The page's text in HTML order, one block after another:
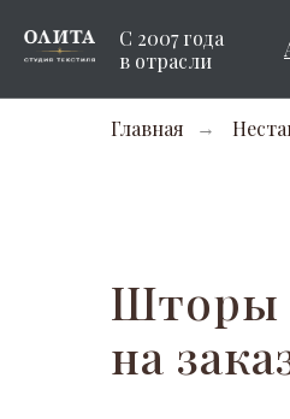
С 2007 года
в отрасли
Главная →
Шторы
на